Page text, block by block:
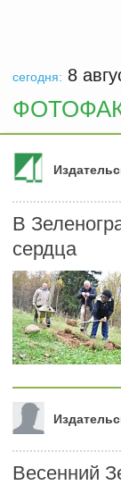
сегодня: 8
В
сердца
Весенний